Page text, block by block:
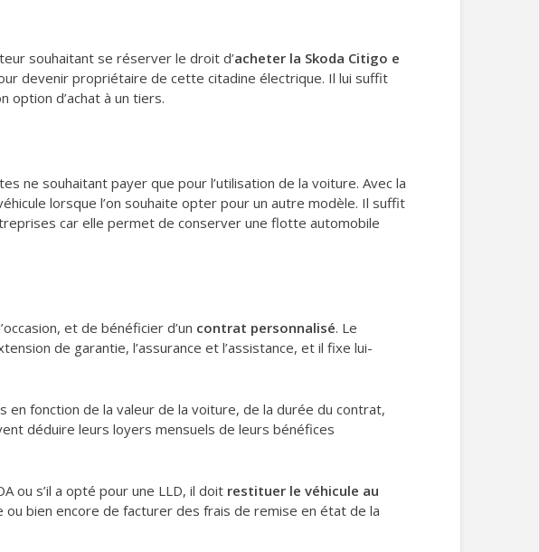
souhaitant se réserver le droit d’acheter la Skoda Citigo e
devenir propriétaire de cette citadine électrique. Il lui suffit
option d’achat à un tiers.
ne souhaitant payer que pour l’utilisation de la voiture. Avec la
lorsque l’on souhaite opter pour un autre modèle. Il suffit
car elle permet de conserver une flotte automobile
et de bénéficier d’un contrat personnalisé. Le
de garantie, l’assurance et l’assistance, et il fixe lui-
fonction de la valeur de la voiture, de la durée du contrat,
déduire leurs loyers mensuels de leurs bénéfices
ou s’il a opté pour une LLD, il doit restituer le véhicule au
bien encore de facturer des frais de remise en état de la